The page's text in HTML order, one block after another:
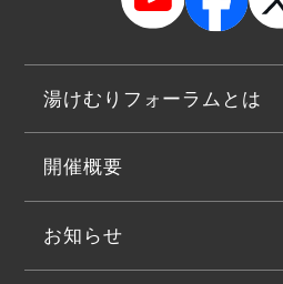
湯けむりフォーラムとは
開催概要
お知らせ